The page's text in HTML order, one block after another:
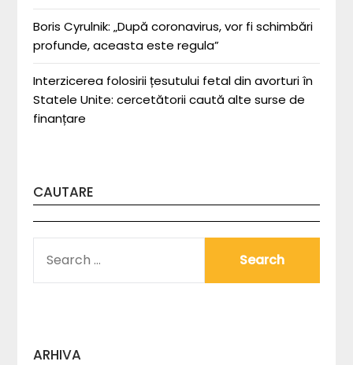
Boris Cyrulnik: „După coronavirus, vor fi schimbări
profunde, aceasta este regula”
Interzicerea folosirii țesutului fetal din avorturi în
Statele Unite: cercetătorii caută alte surse de
finanțare
CAUTARE
FOR:
ARHIVA